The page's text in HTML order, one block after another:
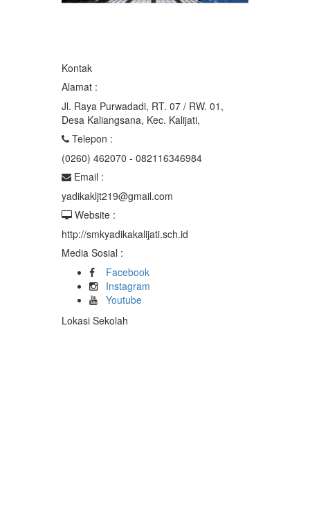
Kontak
Alamat :
Jl. Raya Purwadadi, RT. 07 / RW. 01,
Desa Kaliangsana, Kec. Kalijati,
Telepon :
(0260) 462070 - 082116346984
Email :
yadikakljt219@gmail.com
Website :
http://smkyadikakalijati.sch.id
Media Sosial :
Facebook
Instagram
Youtube
Lokasi Sekolah